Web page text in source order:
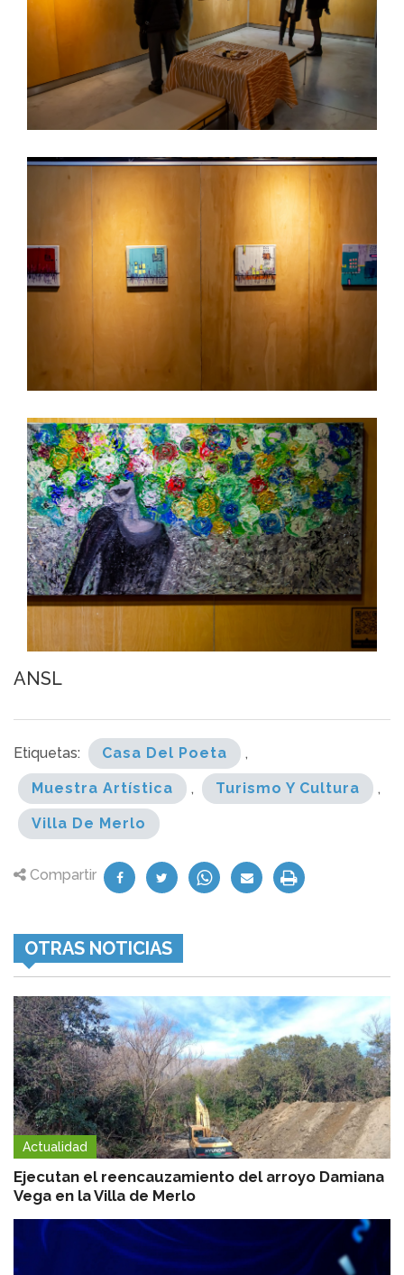
ANSL
Etiquetas: Casa Del Poeta ,
Muestra Artística , Turismo Y Cultura ,
Villa De Merlo
Compartir
OTRAS NOTICIAS
Actualidad
Ejecutan el reencauzamiento del arroyo Damiana
Vega en la Villa de Merlo